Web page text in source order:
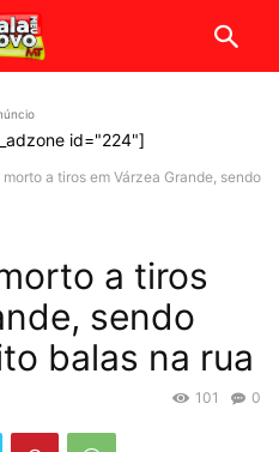
id="224"]
morto a tiros em Várzea Grande, sendo
a tiros
sendo
balas na rua
0
101